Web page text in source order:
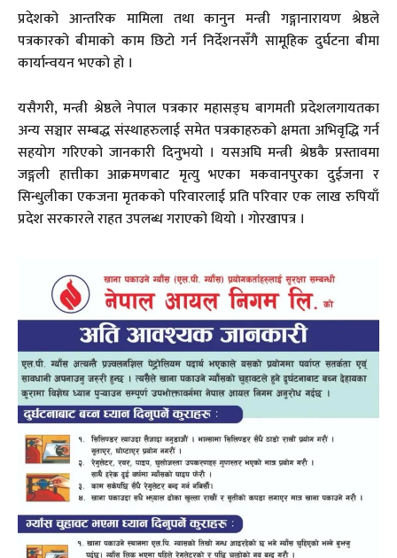
प्रदेशको आन्तरिक मामिला तथा कानुन मन्त्री गङ्गानारायण श्रेष्ठले
पत्रकारको बीमाको काम छिटो गर्न निर्देशनसँगै सामूहिक दुर्घटना बीमा
कार्यान्वयन भएको हो ।
यसैगरी, मन्त्री श्रेष्ठले नेपाल पत्रकार महासङ्घ बागमती प्रदेशलगायतका
अन्य सञ्चार सम्बद्ध संस्थाहरुलाई समेत पत्रकाहरुको क्षमता अभिवृद्धि गर्न
सहयोग गरिएको जानकारी दिनुभयो । यसअघि मन्त्री श्रेष्ठकै प्रस्तावमा
जङ्गली हात्तीका आक्रमणबाट मृत्यु भएका मकवानपुरका दुईजना र
सिन्धुलीका एकजना मृतकको परिवारलाई प्रति परिवार एक लाख रुपियाँ
प्रदेश सरकारले राहत उपलब्ध गराएको थियो । गाेरखापत्र ।